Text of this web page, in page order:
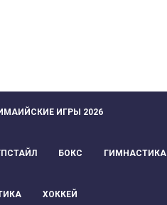
ИГРЫ 2026
БОКС ГИМНАСТИКА
ХОККЕЙ